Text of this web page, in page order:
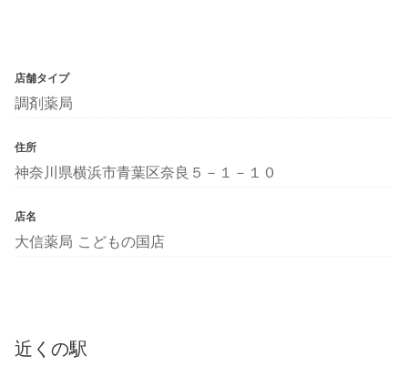
店舗タイプ
調剤薬局
住所
神奈川県横浜市青葉区奈良５－１－１０
店名
大信薬局 こどもの国店
近くの駅